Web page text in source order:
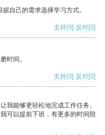
自己的需求选择学习方式。
支持[0] 反对[0]
时间。
支持[0] 反对[0]
我能够更轻松地完成工作任务。
可以提前下班，有更多的时间陪